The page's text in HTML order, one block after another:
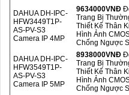
DAHUA DH-IPC-
HFW3449T1P-
AS-PV-S3
Camera IP 4MP
9634000VNÐ
Trang Bị
Thiết Kế Thân
Hình Ảnh
Chống Ngược
DAHUA DH-IPC-
HFW3549T1P-
AS-PV-S3
Camera IP 5MP
8938000VNÐ
Trang Bị
Thiết Kế Thân
Hình Ảnh
Chống Ngược